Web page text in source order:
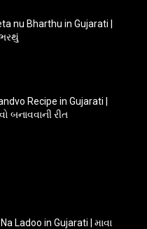
nu Bharthu in Gujarati |
ભરથું
Recipe in Gujarati |
બનાવવાની રીત
Ladoo in Gujarati | માવા